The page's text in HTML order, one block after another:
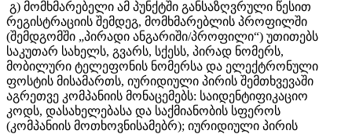
გ) მომხმარებელი ამ პუნქტში განსაზღვრული წესით
რეგისტრაციის შემდეგ, მომხმარებლის პროფილში
(შემდგომში „პირადი ანგარიში/პროფილი“) უთითებს
საკუთარ სახელს, გვარს, სქესს, პირად ნომერს,
მობილური ტელეფონის ნომერსა და ელექტრონული
ფოსტის მისამართს, იურიდიული პირის შემთხვევაში
აგრეთვე კომპანიის მონაცემებს: საიდენტიფიკაციო
კოდს, დასახელებასა და საქმიანობის სფეროს
(კომპანიის მოთხოვნისამებრ); იურიდიული პირის